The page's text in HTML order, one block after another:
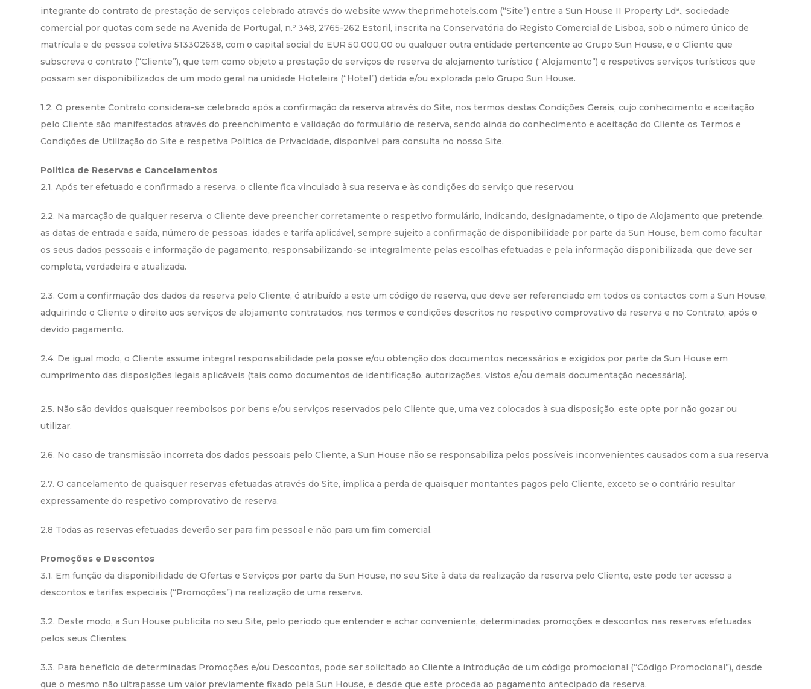
integrante do contrato de prestação de serviços celebrado através do website www.theprimehotels.com (“Site”) entre a Sun House II Property Ldª., sociedade
comercial por quotas com sede na Avenida de Portugal, n.º 348, 2765-262 Estoril, inscrita na Conservatória do Registo Comercial de Lisboa, sob o número único de
matrícula e de pessoa coletiva 513302638, com o capital social de EUR 50.000,00 ou qualquer outra entidade pertencente ao Grupo Sun House, e o Cliente que
subscreva o contrato (“Cliente”), que tem como objeto a prestação de serviços de reserva de alojamento turístico (“Alojamento”) e respetivos serviços turísticos que
possam ser disponibilizados de um modo geral na unidade Hoteleira (“Hotel”) detida e/ou explorada pelo Grupo Sun House.
1.2. O presente Contrato considera-se celebrado após a confirmação da reserva através do Site, nos termos destas Condições Gerais, cujo conhecimento e aceitação
pelo Cliente são manifestados através do preenchimento e validação do formulário de reserva, sendo ainda do conhecimento e aceitação do Cliente os Termos e
Condições de Utilização do Site e respetiva Política de Privacidade, disponível para consulta no nosso Site.
Politica de Reservas e Cancelamentos
2.1. Após ter efetuado e confirmado a reserva, o cliente fica vinculado à sua reserva e às condições do serviço que reservou.
2.2. Na marcação de qualquer reserva, o Cliente deve preencher corretamente o respetivo formulário, indicando, designadamente, o tipo de Alojamento que pretende,
as datas de entrada e saída, número de pessoas, idades e tarifa aplicável, sempre sujeito a confirmação de disponibilidade por parte da Sun House, bem como facultar
os seus dados pessoais e informação de pagamento, responsabilizando-se integralmente pelas escolhas efetuadas e pela informação disponibilizada, que deve ser
completa, verdadeira e atualizada.
2.3. Com a confirmação dos dados da reserva pelo Cliente, é atribuído a este um código de reserva, que deve ser referenciado em todos os contactos com a Sun House,
adquirindo o Cliente o direito aos serviços de alojamento contratados, nos termos e condições descritos no respetivo comprovativo da reserva e no Contrato, após o
devido pagamento.
2.4. De igual modo, o Cliente assume integral responsabilidade pela posse e/ou obtenção dos documentos necessários e exigidos por parte da Sun House em
cumprimento das disposições legais aplicáveis (tais como documentos de identificação, autorizações, vistos e/ou demais documentação necessária).
2.5. Não são devidos quaisquer reembolsos por bens e/ou serviços reservados pelo Cliente que, uma vez colocados à sua disposição, este opte por não gozar ou
utilizar.
2.6. No caso de transmissão incorreta dos dados pessoais pelo Cliente, a Sun House não se responsabiliza pelos possíveis inconvenientes causados com a sua reserva.
2.7. O cancelamento de quaisquer reservas efetuadas através do Site, implica a perda de quaisquer montantes pagos pelo Cliente, exceto se o contrário resultar
expressamente do respetivo comprovativo de reserva.
2.8 Todas as reservas efetuadas deverão ser para fim pessoal e não para um fim comercial.
Promoções e Descontos
3.1. Em função da disponibilidade de Ofertas e Serviços por parte da Sun House, no seu Site à data da realização da reserva pelo Cliente, este pode ter acesso a
descontos e tarifas especiais (“Promoções”) na realização de uma reserva.
3.2. Deste modo, a Sun House publicita no seu Site, pelo período que entender e achar conveniente, determinadas promoções e descontos nas reservas efetuadas
pelos seus Clientes.
3.3. Para benefício de determinadas Promoções e/ou Descontos, pode ser solicitado ao Cliente a introdução de um código promocional (“Código Promocional”), desde
que o mesmo não ultrapasse um valor previamente fixado pela Sun House, e desde que este proceda ao pagamento antecipado da reserva.